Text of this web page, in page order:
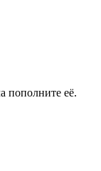
пополните её.